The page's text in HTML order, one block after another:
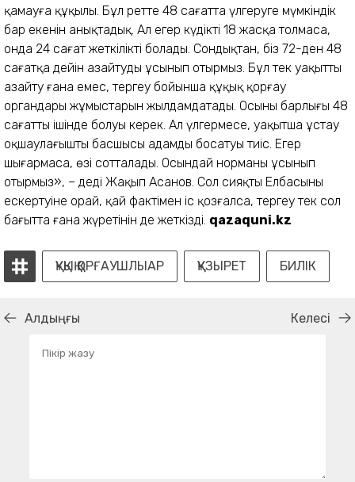
қамауға құқылы. Бұл ретте 48 сағатта үлгеруге мүмкіндік
бар екенін анықтадық. Ал егер күдікті 18 жасқа толмаса,
онда 24 сағат жеткілікті болады. Сондықтан, біз 72-ден 48
сағатқа дейін азайтуды ұсынып отырмыз. Бұл тек уақытты
азайту ғана емес, тергеу бойынша құқық қорғау
органдары жұмыстарын жылдамдатады. Осының бар­лығы 48
сағаттың ішінде болуы керек. Ал үлгермесе, уақытша ұстау
оқшаулағыштың басшысы адамды босатуы тиіс. Егер
шығармаса, өзі сотталады. Осындай норманы ұсынып
отырмыз», – деді Жақып Асанов. Сол сияқты Елбасының
ескертуіне орай, қай фактімен іс қозғалса, тергеу тек сол
бағытта ғана жүретінін де жеткізді. qazaquni.kz
ҚҰҚЫҚ ҚОРҒАУШЛЫАР ҚҰЗЫРЕТ БИЛІК
Алдыңғы Келесі